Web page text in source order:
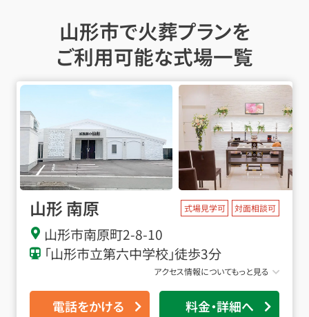
山形市で火葬プランを
ご利用可能な式場一覧
山形 南原 式場見学可 対面相談可
山形市南原町2-8-10
「山形市立第六中学校」徒歩3分
アクセス情報についてもっと見る
電話をかける 料金・詳細へ